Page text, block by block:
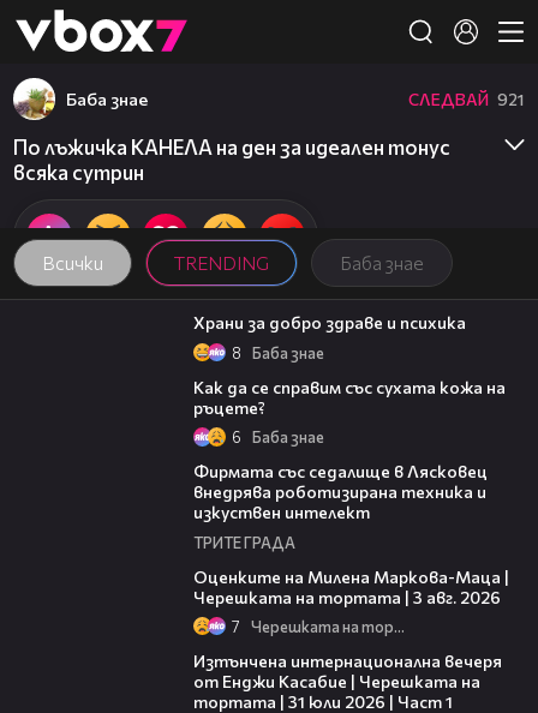
👾
Всички TRENDING Баба знае
Баба знае СЛЕДВАЙ 921
По лъжичка КАНЕЛА на ден за идеален тонус
всяка сутрин
01:27
Храни за добро здраве и психика
8 Баба знае
Как да се справим със сухата кожа на
ръцете?
6 Баба знае
Фирмата със седалище в Лясковец
внедрява роботизирана техника и
изкуствен интелект
ТРИТЕ ГРАДА
Оценките на Милена Маркова-Маца |
Черешката на тортата | 3 авг. 2026
7 Черешката на тортата
Изтънчена интернационална вечеря
от Енджи Касабие | Черешката на
тортата | 31 юли 2026 | Част 1